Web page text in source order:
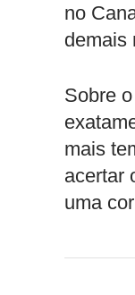
no
demais
Sobre
mais
acertar
uma